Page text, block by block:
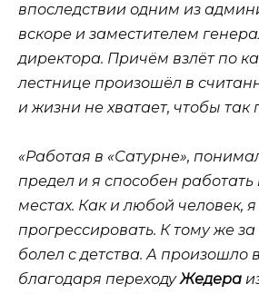
впоследствии одним из
вскоре и заместителем
директора. Причём взлёт по
лестнице произошёл в
и жизни не хватает, чтобы так
«Работая в «Сатурне»,
предел и я способен работать
местах. Как и любой человек, я
прогрессировать. К тому же за
болел с детства. А произошло
благодаря переходуЖедера